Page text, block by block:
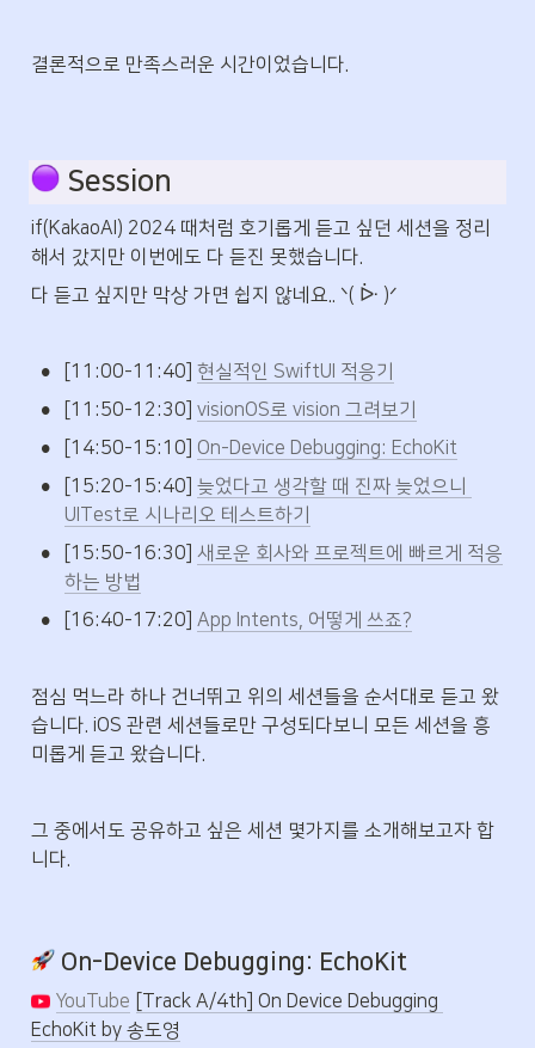
결론적으로 만족스러운 시간이었습니다.
Session
if(KakaoAI) 2024 때처럼 호기롭게 듣고 싶던 세션을 정리
해서 갔지만 이번에도 다 듣진 못했습니다.
다 듣고 싶지만 막상 가면 쉽지 않네요.. ᐠ( ᐕ )ᐟ
• [11:00-11:40] 현실적인 SwiftUI 적응기
• [11:50-12:30] visionOS로 vision 그려보기
• [14:50-15:10] On-Device Debugging: EchoKit
• [15:20-15:40] 늦었다고 생각할 때 진짜 늦었으니
UITest로 시나리오 테스트하기
• [15:50-16:30] 새로운 회사와 프로젝트에 빠르게 적응
하는 방법
• [16:40-17:20] App Intents, 어떻게 쓰죠?
점심 먹느라 하나 건너뛰고 위의 세션들을 순서대로 듣고 왔
습니다. iOS 관련 세션들로만 구성되다보니 모든 세션을 흥
미롭게 듣고 왔습니다.
그 중에서도 공유하고 싶은 세션 몇가지를 소개해보고자 합
니다.
On-Device Debugging: EchoKit
YouTube
[Track A/4th] On Device Debugging
EchoKit by 송도영